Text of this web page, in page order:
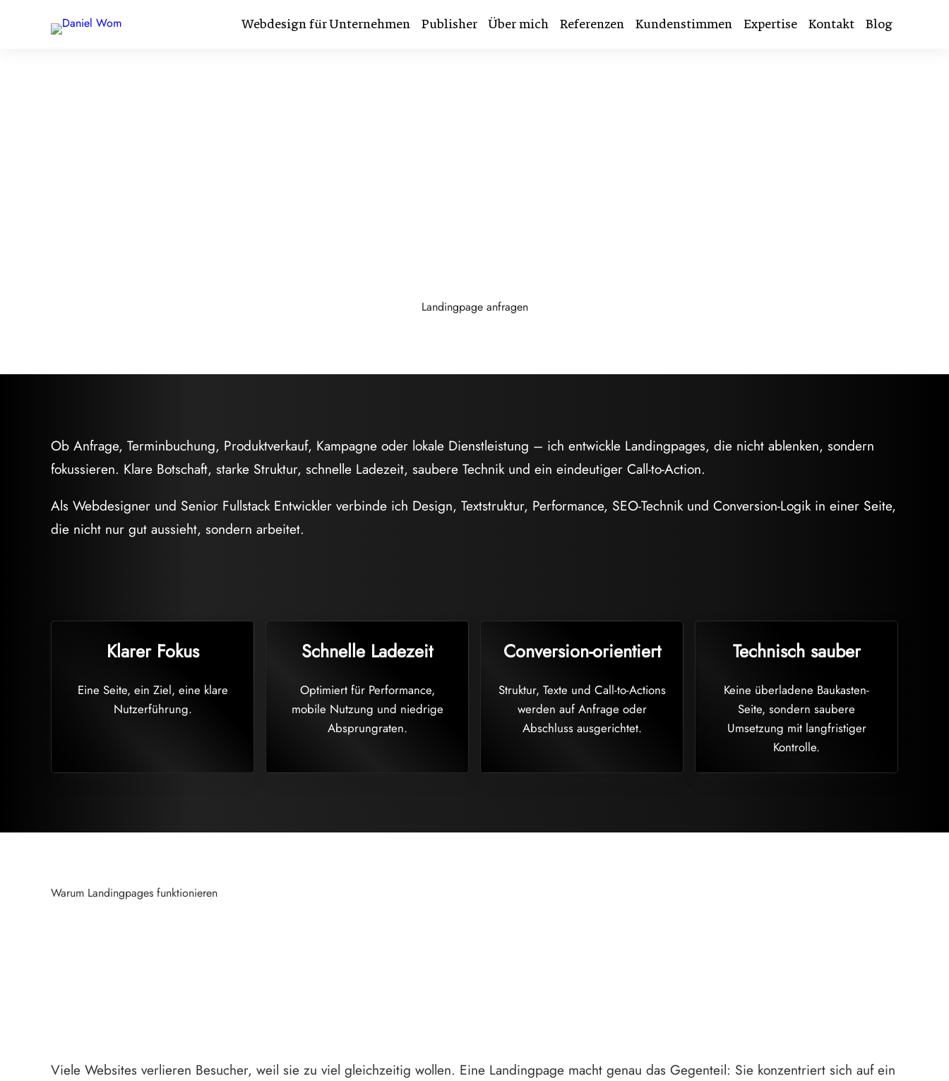
Webdesign für Unternehmen Publisher Über mich Referenzen Kundenstimmen Expertise Kontakt Blog
Landingpage anfragen
Ob Anfrage, Terminbuchung, Produktverkauf, Kampagne oder lokale Dienstleistung – ich entwickle Landingpages, die nicht ablenken, sondern
fokussieren. Klare Botschaft, starke Struktur, schnelle Ladezeit, saubere Technik und ein eindeutiger Call-to-Action.
Als Webdesigner und Senior Fullstack Entwickler verbinde ich Design, Textstruktur, Performance, SEO-Technik und Conversion-Logik in einer Seite,
die nicht nur gut aussieht, sondern arbeitet.
Klarer Fokus
Eine Seite, ein Ziel, eine klare
Nutzerführung.
Schnelle Ladezeit
Optimiert für Performance,
mobile Nutzung und niedrige
Absprungraten.
Conversion-orientiert
Struktur, Texte und Call-to-Actions
werden auf Anfrage oder
Abschluss ausgerichtet.
Technisch sauber
Keine überladene Baukasten-
Seite, sondern saubere
Umsetzung mit langfristiger
Kontrolle.
Warum Landingpages funktionieren
Viele Websites verlieren Besucher, weil sie zu viel gleichzeitig wollen. Eine Landingpage macht genau das Gegenteil: Sie konzentriert sich auf ein